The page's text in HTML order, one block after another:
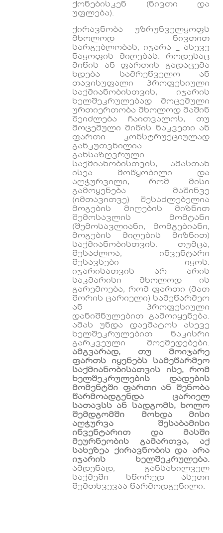
ქონებისკენ (ნივთი და
უფლება).
ქირავნობა უზრუნველყოფს
მხოლოდ ნივთით
სარგებლობას, იჯარა _ ასევე
ნაყოფის მიღებას. როდესაც
მიწის ან ფართის გადაცემა
ხდება სამრეწველო ან
თავისუფალი პროფესიული
საქმიანობისთვის, იჯარის
ხელშეკრულებად მოცემული
ურთიერთობა მხოლოდ მაშინ
შეიძლება ჩაითვალოს, თუ
მოცემული მიწის ნაკვეთი ან
ფართი კონსტრუქციულად
განკუთვნილია
განსაზღვრული
საქმიანობისთვის, ამასთან
ისეა მოწყობილი და
აღჭურვილი, რომ მისი
გამოყენება მაშინვე
(იმთავითვე) შესაძლებელია
მოგების მიღების მიზნით
შემოსავლის მომტანი
(შემოსავლიანი, მომგებიანი,
მოგების მიღების მიზნით)
საქმიანობისთვის. თუმცა,
შესაძლოა, ინვენტარი
შესავსები იყოს.
იჯარისათვის არ არის
საკმარისი მხოლოდ ის
გარემოება, რომ ფართი (მათ
შორის ცარიელი) სამეწარმეო
ან პროფესიული
დანიშნულებით გამოიყენება.
ამას უნდა დაემატოს ასევე
ხელშეკრულებით ნაკისრი
გარკვეული მოქმედებები.
ამგვარად, თუ მოიჯარე
ფართს იყენებს სამეწარმეო
საქმიანობისათვის ისე, რომ
ხელშეკრულების დადების
მომენტში ფართი ან შენობა
წარმოადგენდა ცარიელ
სათავსს ან სადგომს, ხოლო
შემდგომში მოხდა მისი
აღჭურვა შესაბამისი
ინვენტარით და მასში
მეურნეობის გამართვა, აქ
სახეზეა ქირავნობის და არა
იჯარის ხელშეკრულება.
ამდენად, განსახილველ
საქმეში სწორედ ასეთი
შემთხვევაა წარმოდგენილი.